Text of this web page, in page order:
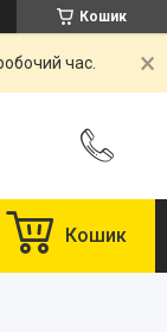
Кошик
час.
Кошик